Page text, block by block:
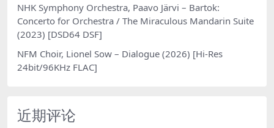
NHK Symphony Orchestra, Paavo Järvi – Bartok:
Concerto for Orchestra / The Miraculous Mandarin Suite
(2023) [DSD64 DSF]
NFM Choir, Lionel Sow – Dialogue (2026) [Hi-Res
24bit/96KHz FLAC]
近期评论